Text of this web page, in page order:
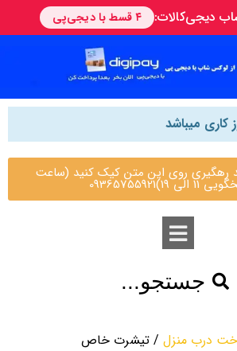
رهگیری روی این متن کیک کنید (ساعت
الی 19)09365755921
جستجو...
درب منزل / تیشرت خاص